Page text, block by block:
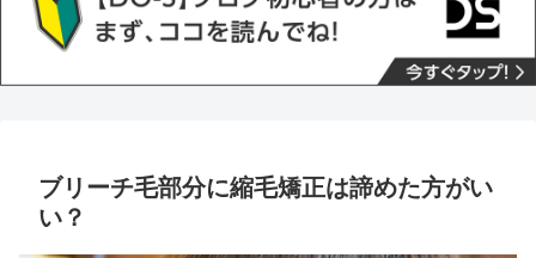
ブリーチ毛部分に縮毛矯正は諦めた方がい
い？